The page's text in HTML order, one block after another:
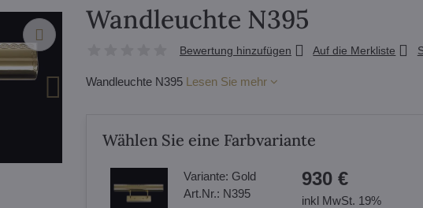
Wandleuchte N395
Bewertung hinzufügen Auf die Merkliste
Wandleuchte N395 Lesen Sie mehr
Wählen Sie eine Farbvariante
Variante: Gold
Art.Nr.: N395
930 €
inkl MwSt. 19%